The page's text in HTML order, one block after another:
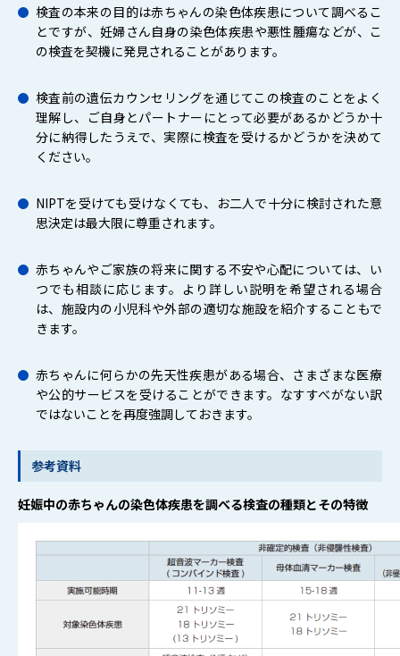
検査の本来の目的は赤ちゃんの染色体疾患について調べるこ
とですが、妊婦さん自身の染色体疾患や悪性腫瘍などが、こ
の検査を契機に発見されることがあります。
検査前の遺伝カウンセリングを通じてこの検査のことをよく
理解し、ご自身とパートナーにとって必要があるかどうか十
分に納得したうえで、実際に検査を受けるかどうかを決めて
ください。
NIPTを受けても受けなくても、お二人で十分に検討された意
思決定は最大限に尊重されます。
赤ちゃんやご家族の将来に関する不安や心配については、い
つでも相談に応じます。より詳しい説明を希望される場合
は、施設内の小児科や外部の適切な施設を紹介することもで
きます。
赤ちゃんに何らかの先天性疾患がある場合、さまざまな医療
や公的サービスを受けることができます。なすすべがない訳
ではないことを再度強調しておきます。
参考資料
妊娠中の赤ちゃんの染色体疾患を調べる検査の種類とその特徴